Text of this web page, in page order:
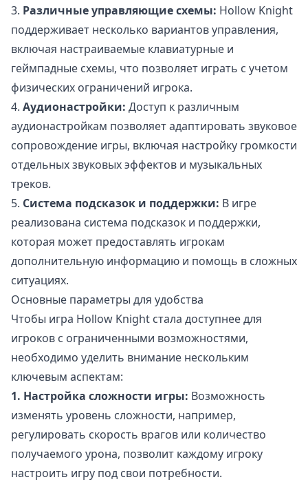
3. Различные управляющие схемы: Hollow Knight
поддерживает несколько вариантов управления,
включая настраиваемые клавиатурные и
геймпадные схемы, что позволяет играть с учетом
физических ограничений игрока.
4. Аудионастройки: Доступ к различным
аудионастройкам позволяет адаптировать звуковое
сопровождение игры, включая настройку громкости
отдельных звуковых эффектов и музыкальных
треков.
5. Система подсказок и поддержки: В игре
реализована система подсказок и поддержки,
которая может предоставлять игрокам
дополнительную информацию и помощь в сложных
ситуациях.
Основные параметры для удобства
Чтобы игра Hollow Knight стала доступнее для
игроков с ограниченными возможностями,
необходимо уделить внимание нескольким
ключевым аспектам:
1. Настройка сложности игры: Возможность
изменять уровень сложности, например,
регулировать скорость врагов или количество
получаемого урона, позволит каждому игроку
настроить игру под свои потребности.